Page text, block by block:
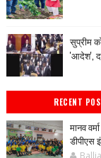
सुप्रीम
'आदेश',
RECENT
मानव
डीपीएस